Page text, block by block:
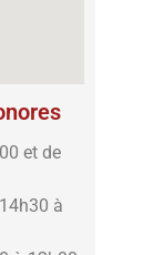
et de
à